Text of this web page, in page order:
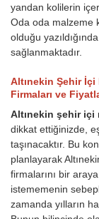
yandan kolilerin
Oda oda malzeme
olduğu
sağlanmaktadır.
Altınekin Şehir
Firmaları ve
Altınekin şehir içi
dikkat ettiğinizde,
taşınacaktır. Bu
planlayarak
firmalarını bir
istememenin
zamanda yılların